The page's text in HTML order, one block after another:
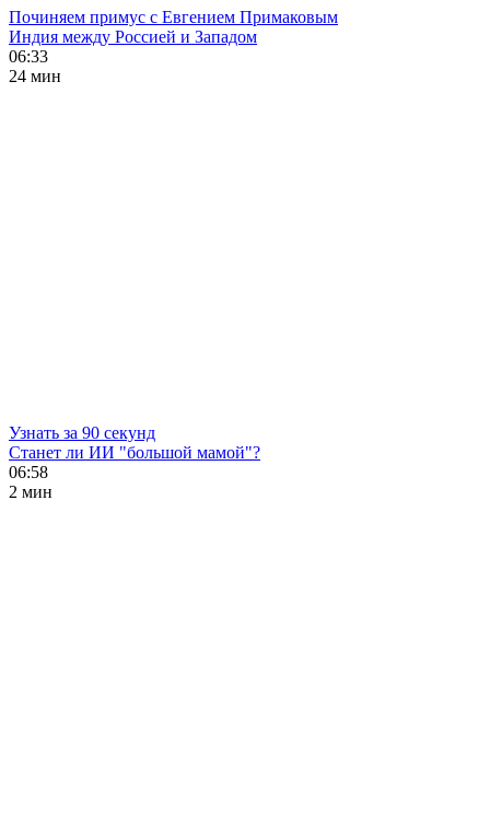
Починяем примус с Евгением Примаковым
Индия между Россией и Западом
06:33
24 мин
Узнать за 90 секунд
Станет ли ИИ "большой мамой"?
06:58
2 мин